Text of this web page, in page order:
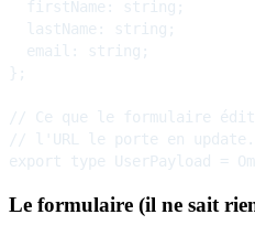
  firstName: string;
  lastName: string;
  email: string;
};
// Ce que le formulaire
// l'URL le porte en update.
Le formulaire (il ne sait